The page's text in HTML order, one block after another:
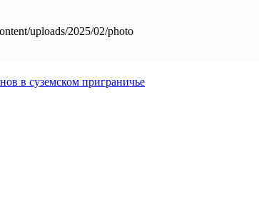
uploads/2025/02/photo